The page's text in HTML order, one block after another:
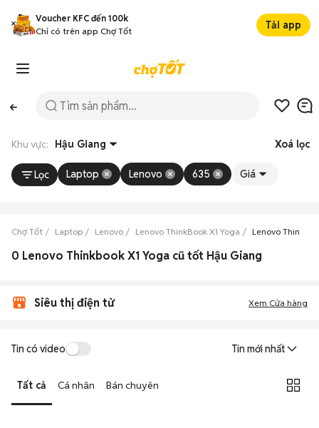
Voucher KFC đến 100k
Chỉ có trên app Chợ Tốt
Tải app
Khu vực: Hậu Giang Xoá lọc
Lọc Laptop Lenovo 635 Giá
Chợ Tốt Laptop Lenovo Lenovo ThinkBook X1 Yoga Lenovo
0 Lenovo Thinkbook X1 Yoga cũ tốt Hậu Giang
Siêu thị điện tử Xem Cửa hàng
Tin có video Tin mới nhất
Tất cả Cá nhân Bán chuyên